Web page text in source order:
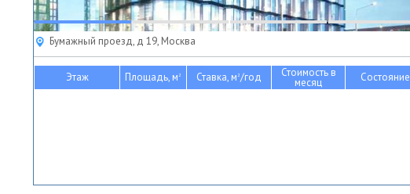
Бумажный проезд, д 19, Москва
Этаж Площадь, м2 Ставка, м2/год Стоимость в
месяц Состояние